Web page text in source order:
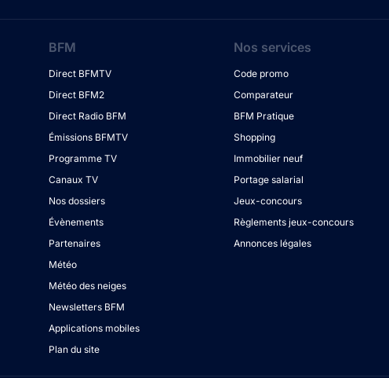
BFM
Direct BFMTV
Direct BFM2
Direct Radio BFM
Émissions BFMTV
Programme TV
Canaux TV
Nos dossiers
Évènements
Partenaires
Météo
Météo des neiges
Newsletters BFM
Applications mobiles
Plan du site
Nos services
Code promo
Comparateur
BFM Pratique
Shopping
Immobilier neuf
Portage salarial
Jeux-concours
Règlements jeux-concours
Annonces légales